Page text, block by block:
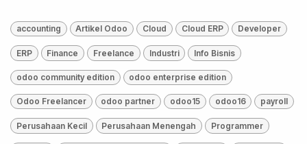
accounting Artikel Odoo Cloud Cloud ERP Developer
ERP Finance Freelance Industri Info Bisnis
odoo community edition odoo enterprise edition
Odoo Freelancer odoo partner odoo15 odoo16 payroll
Perusahaan Kecil Perusahaan Menengah Programmer